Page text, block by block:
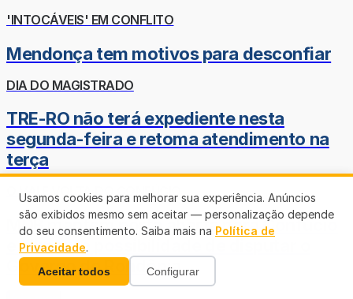
'INTOCÁVEIS' EM CONFLITO
Mendonça tem motivos para desconfiar
DIA DO MAGISTRADO
TRE-RO não terá expediente nesta
segunda-feira e retoma atendimento na
terça
O VAI E VOLTA DO CONFÚCIO
MDB mantém porta aberta para Confúcio
e alimenta possibilidade de disputar o
Governo de Rondônia
Usamos cookies para melhorar sua experiência. Anúncios
são exibidos mesmo sem aceitar — personalização depende
do seu consentimento. Saiba mais na Política de
Privacidade.
Aceitar todos Configurar